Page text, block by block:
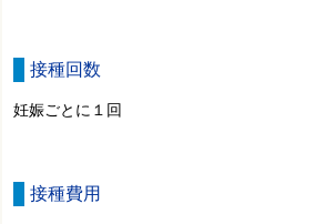
接種回数
妊娠ごとに１回
接種費用